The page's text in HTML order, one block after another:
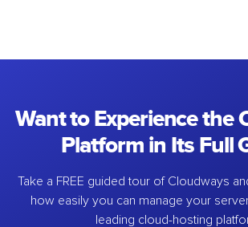
Want to Experience the
Platform in Its Full
Take a FREE guided tour of Cloudways
how easily you can manage your
leading cloud-hosting